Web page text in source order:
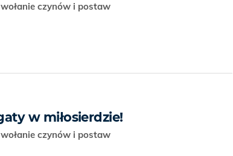
czynów i postaw
w miłosierdzie!
czynów i postaw